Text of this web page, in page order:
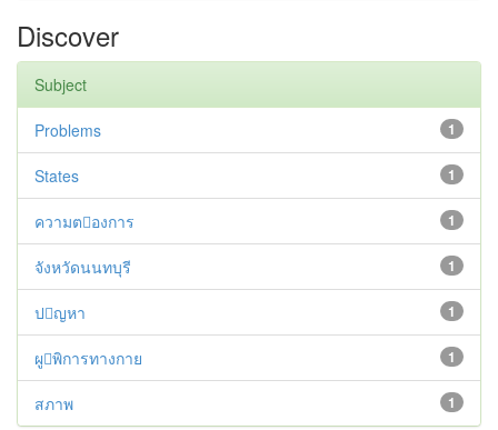
Discover
Subject
1
Problems
1
States
1
ความตองการ
1
จังหวัดนนทบุรี
1
ปญหา
1
ผูพิการทางกาย
1
สภาพ